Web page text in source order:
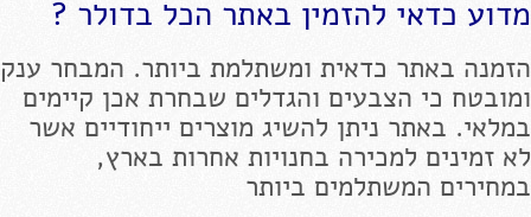
מדוע כדאי להזמין באתר הכל בדולר ?
הזמנה באתר כדאית ומשתלמת ביותר. המבחר ענק
ומובטח כי הצבעים והגדלים שבחרת אכן קיימים
במלאי. באתר ניתן להשיג מוצרים ייחודיים אשר
לא זמינים למכירה בחנויות אחרות בארץ,
במחירים המשתלמים ביותר